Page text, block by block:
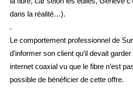
dans la réalité…).
.
Le comportement professionnel de
d’informer son client qu’il devait
internet coaxial vu que le fibre n’est
possible de bénéficier de cette offre.